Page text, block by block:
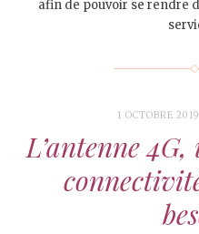
afin de pouvoir se rendre
1 OCTOBRE 2019
L’antenne 4G,